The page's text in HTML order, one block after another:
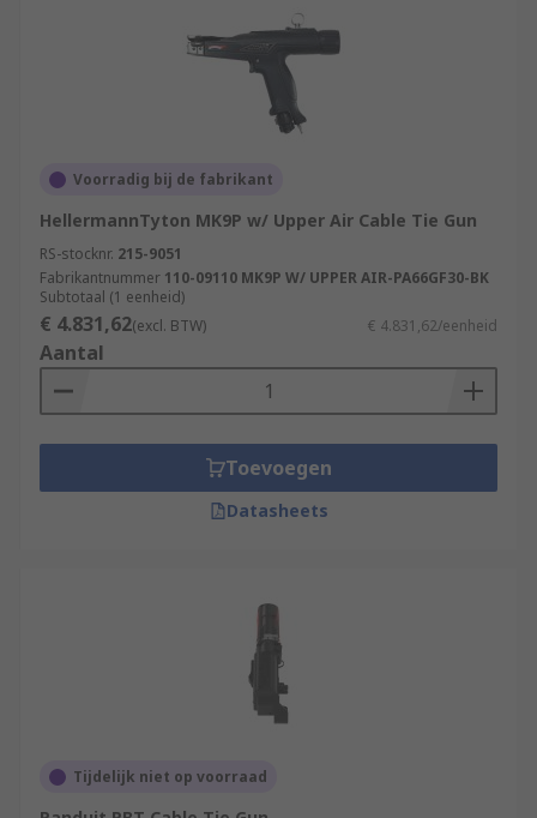
provided with replaceable blades and controls
that allow you to adjust the tensioning force
Voorradig bij de fabrikant
HellermannTyton MK9P w/ Upper Air Cable Tie Gun
RS-stocknr. 215-9051
Fabrikantnummer 110-09110 MK9P W/ UPPER AIR-PA66GF30-BK
Subtotaal (1 eenheid)
€ 4.831,62(excl. BTW) € 4.831,62/eenheid
Aantal
Toevoegen
Datasheets
Tijdelijk niet op voorraad